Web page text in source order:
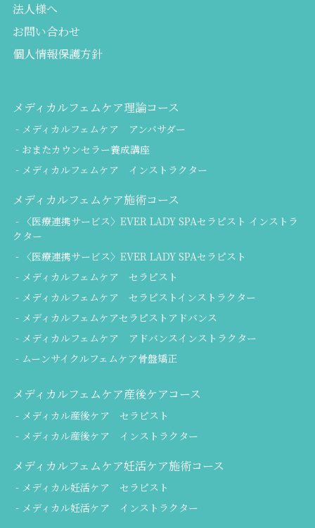
法人様へ
お問い合わせ
個人情報保護方針
メディカルフェムケア理論コース
メディカルフェムケア アンバサダー
おまたカウンセラー養成講座
メディカルフェムケア インストラクター
メディカルフェムケア施術コース
〈医療連携サービス〉EVER LADY SPAセラピスト インストラ
クター
〈医療連携サービス〉EVER LADY SPAセラピスト
メディカルフェムケア セラピスト
メディカルフェムケア セラピストインストラクター
メディカルフェムケアセラピストアドバンス
メディカルフェムケア アドバンスインストラクター
ムーンサイクルフェムケア骨盤矯正
メディカルフェムケア産後ケアコース
メディカル産後ケア セラピスト
メディカル産後ケア インストラクター
メディカルフェムケア妊活ケア施術コース
メディカル妊活ケア セラピスト
メディカル妊活ケア インストラクター